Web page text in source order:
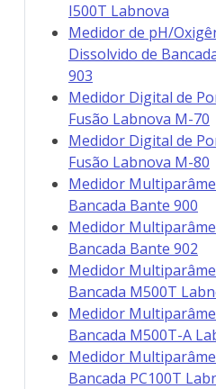
I500T Labnova
Medidor de pH/
Dissolvido de
903
Medidor Digital de
Fusão Labnova M-70
Medidor Digital de
Fusão Labnova M-80
Medidor
Bancada Bante 900
Medidor
Bancada Bante 902
Medidor
Bancada M500T
Medidor
Bancada M500T-A
Medidor
Bancada PC100T